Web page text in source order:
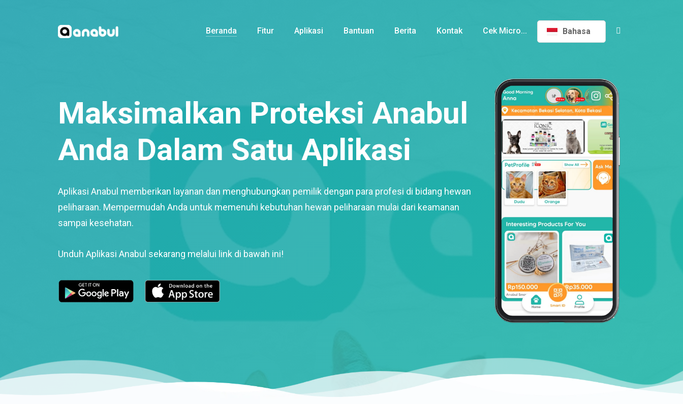
Beranda Fitur Aplikasi Bantuan Berita Kontak Cek Micro... Bahasa
Maksimalkan Proteksi Anabul
Anda Dalam Satu Aplikasi
Aplikasi Anabul memberikan layanan dan menghubungkan pemilik dengan para profesi di bidang hewan
peliharaan. Mempermudah Anda untuk memenuhi kebutuhan hewan peliharaan mulai dari keamanan
sampai kesehatan.
Unduh Aplikasi Anabul sekarang melalui link di bawah ini!